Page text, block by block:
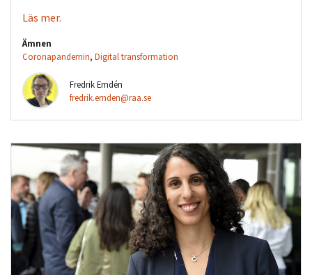
Läs mer.
Ämnen
Coronapandemin, Digital transformation
Fredrik Emdén
fredrik.emden@raa.se